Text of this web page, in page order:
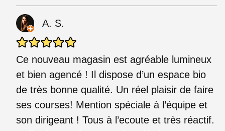
A. S.
Ce nouveau magasin est agréable lumineux
et bien agencé ! Il dispose d’un espace bio
de très bonne qualité. Un réel plaisir de faire
ses courses! Mention spéciale à l’équipe et
son dirigeant ! Tous à l’ecoute et très réactif.